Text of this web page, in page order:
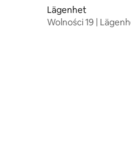
Lägenhet
Wolności 19 |